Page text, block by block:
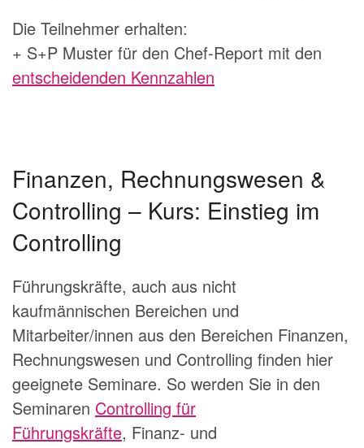
Die Teilnehmer erhalten:
+ S+P Muster für den Chef-Report mit den
entscheidenden Kennzahlen
Finanzen, Rechnungswesen &
Controlling – Kurs: Einstieg im
Controlling
Führungskräfte, auch aus nicht
kaufmännischen Bereichen und
Mitarbeiter/innen aus den Bereichen Finanzen,
Rechnungswesen und Controlling finden hier
geeignete Seminare. So werden Sie in den
Seminaren Controlling für
Führungskräfte, Finanz- und